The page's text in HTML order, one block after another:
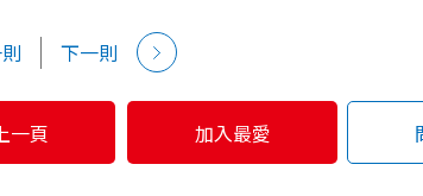
下一則
一頁 加入最愛